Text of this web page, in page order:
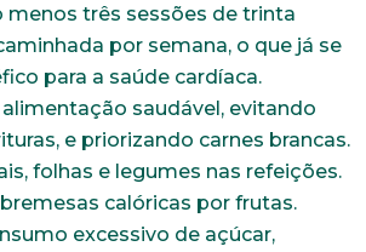
menos três sessões de trinta
por semana, o que já se
para a saúde cardíaca.
saudável, evitando
e priorizando carnes brancas.
folhas e legumes nas refeições.
calóricas por frutas.
excessivo de açúcar,